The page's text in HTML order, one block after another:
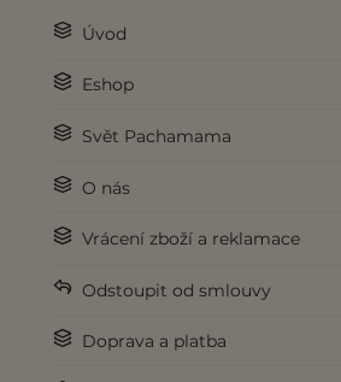
Úvod
Eshop
Svět Pachamama
O nás
Vrácení zboží a reklamace
Odstoupit od smlouvy
Doprava a platba